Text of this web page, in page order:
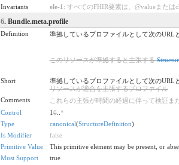
Invariants
ele-1 : すべてのFHIR要素は、@valueまた
6. Bundle.meta.profile
Definition 準拠しているプロファイルとして次のURL
このリソースが準拠すると主張する
Short 準拠しているプロファイルとして次のURL
リソースが適合を主張するプロファイル
Comments
これらの主張が時間の経過に伴って検証
Control
10.. *
Type
canonical(StructureDefinition)
Is Modifier
false
Primitive Value
This primitive element may be present, or
Must Support
true